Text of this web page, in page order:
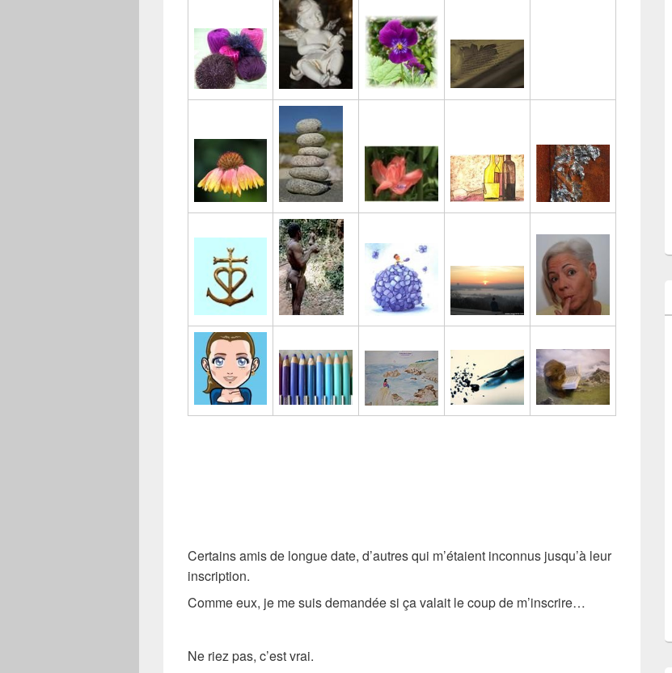
Certains amis de longue date, d’autres qui m’étaient inconnus jusqu’à leur
inscription.
Comme eux, je me suis demandée si ça valait le coup de m’inscrire…
Ne riez pas, c’est vrai.